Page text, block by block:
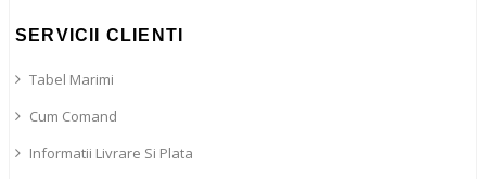
SERVICII CLIENTI
Tabel Marimi
Cum Comand
Informatii Livrare Si Plata